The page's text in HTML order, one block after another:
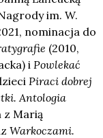
im. W.
nominacja do
(2010,
i Powlekać
Piraci dobrej
Antologia
z Marią
Warkoczami.